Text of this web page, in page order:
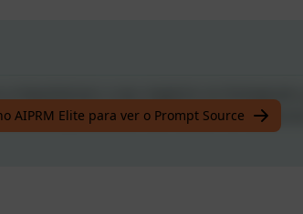
sem precisarem de investir em anúncios
AIPRM Elite para ver o Prompt Source